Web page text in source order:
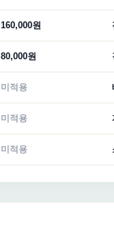
160,000원
80,000원
미적용
미적용
미적용